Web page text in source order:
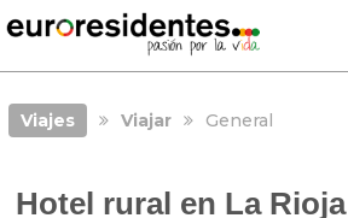
Viajes Viajar General
Hotel rural en La Rioja